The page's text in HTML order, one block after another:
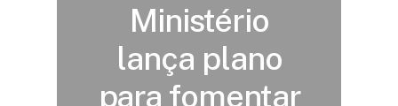
Ministério
lança plano
para fomentar